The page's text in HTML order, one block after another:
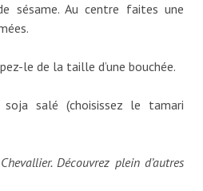
sésame. Au centre faites une
le de la taille d’une bouchée.
soja salé (choisissez le tamari
Découvrez plein d’autres